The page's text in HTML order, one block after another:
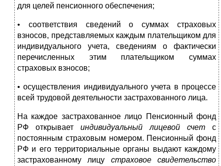
для це­лей пенсионного обеспечения;
• соответствия сведений о суммах страховых
взносов, пред­ставляемых каждым плательщиком для
индивидуального учета, сведениям о фактически
перечисленных этим плательщиком суммах
страховых взносов;
• осуществления индивидуального учета в процессе
всей трудовой деятельности застрахованного лица.
На каждое застрахованное лицо Пенсионный фонд
РФ от­крывает индивидуальный лицевой счет с
постоянным страховым номером. Пенсионный фонд
РФ и его территориальные органы выдают каждому
застрахованному лицу страховое свидетельство